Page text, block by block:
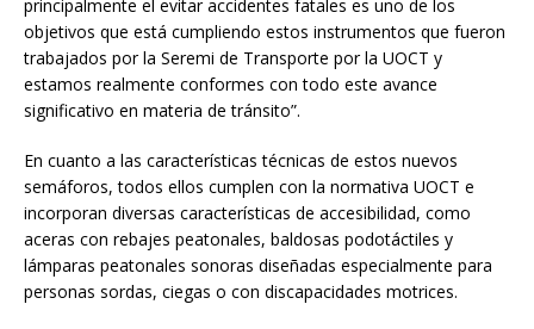
principalmente el evitar accidentes fatales es uno de los
objetivos que está cumpliendo estos instrumentos que fueron
trabajados por la Seremi de Transporte por la UOCT y
estamos realmente conformes con todo este avance
significativo en materia de tránsito”.
En cuanto a las características técnicas de estos nuevos
semáforos, todos ellos cumplen con la normativa UOCT e
incorporan diversas características de accesibilidad, como
aceras con rebajes peatonales, baldosas podotáctiles y
lámparas peatonales sonoras diseñadas especialmente para
personas sordas, ciegas o con discapacidades motrices.